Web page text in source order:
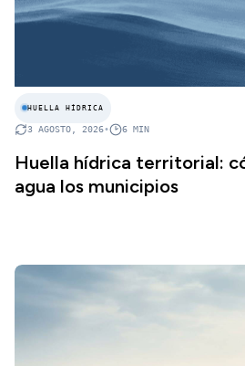
HUELLA HÍDRICA
3 AGOSTO, 2026• 6 MIN
Huella hídrica territorial:
agua los municipios